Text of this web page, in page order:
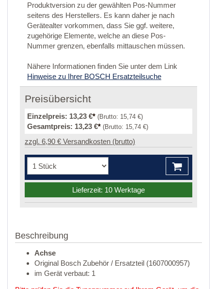
Produktversion zu der gewählten Pos-Nummer
seitens des Herstellers. Es kann daher je nach
Gerätealter vorkommen, dass Sie ggf. weitere,
zugehörige Elemente, welche an diese Pos-
Nummer grenzen, ebenfalls mittauschen müssen.
Nähere Informationen finden Sie unter dem Link
Hinweise zu Ihrer BOSCH Ersatzteilsuche
Preisübersicht
Einzelpreis: 13,23 €* (Brutto: 15,74 €)
Gesamtpreis: 13,23 €* (Brutto: 15,74 €)
zzgl. 6,90 € Versandkosten (brutto)
Lieferzeit: 10 Werktage
Beschreibung
Achse
Original Bosch Zubehör / Ersatzteil (1607000957)
im Gerät verbaut: 1